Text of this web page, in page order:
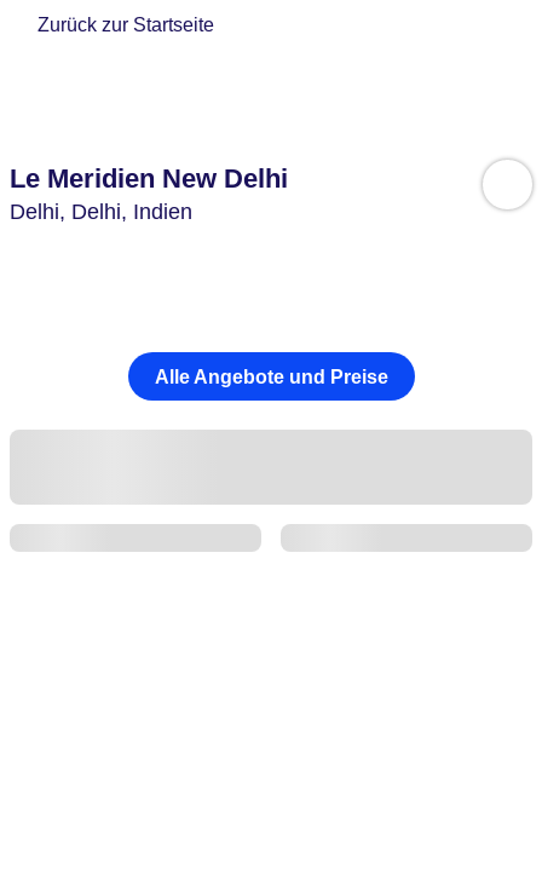
Zurück zur Startseite
Le Meridien New Delhi
Delhi, Delhi, Indien
Alle Angebote und Preise